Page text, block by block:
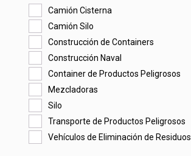
Camión Cisterna
Camión Silo
Construcción de Containers
Construcción Naval
Container de Productos Peligrosos
Mezcladoras
Silo
Transporte de Productos Peligrosos
Vehículos de Eliminación de Residuos